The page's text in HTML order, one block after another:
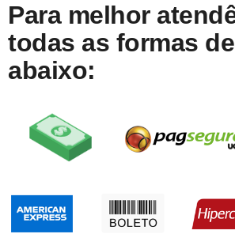
Para melhor
todas as formas
abaixo: